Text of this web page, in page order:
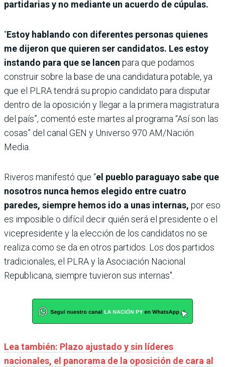
partidarias y no mediante un acuerdo de cúpulas.
“Estoy hablando con diferentes personas quienes
me dijeron que quieren ser candidatos. Les estoy
instando para que se lancen para que podamos
construir sobre la base de una candidatura potable, ya
que el PLRA tendrá su propio candidato para disputar
dentro de la oposición y llegar a la primera magistratura
del país”, comentó este martes al programa “Así son las
cosas” del canal GEN y Universo 970 AM/Nación
Media.
Riveros manifestó que “el pueblo paraguayo sabe que
nosotros nunca hemos elegido entre cuatro
paredes, siempre hemos ido a unas internas, por eso
es imposible o difícil decir quién será el presidente o el
vicepresidente y la elección de los candidatos no se
realiza como se da en otros partidos. Los dos partidos
tradicionales, el PLRA y la Asociación Nacional
Republicana, siempre tuvieron sus internas".
Lea también: Plazo ajustado y sin líderes
nacionales, el panorama de la oposición de cara al